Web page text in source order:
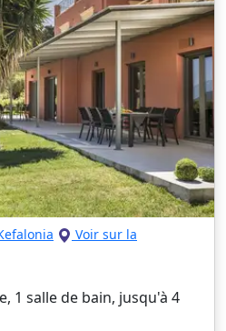
Voir sur la
1 salle de bain, jusqu'à 4